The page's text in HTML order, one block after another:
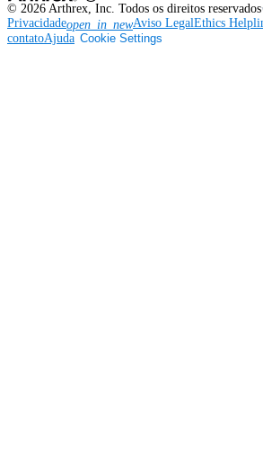
© 2026 Arthrex, Inc. Todos os direitos reservados
Privacidadeopen_in_newAviso LegalEthics
contatoAjuda Cookie Settings